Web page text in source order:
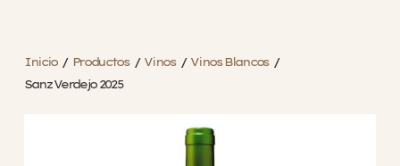
Inicio / Productos / Vinos / Vinos Blancos /
Sanz Verdejo 2025